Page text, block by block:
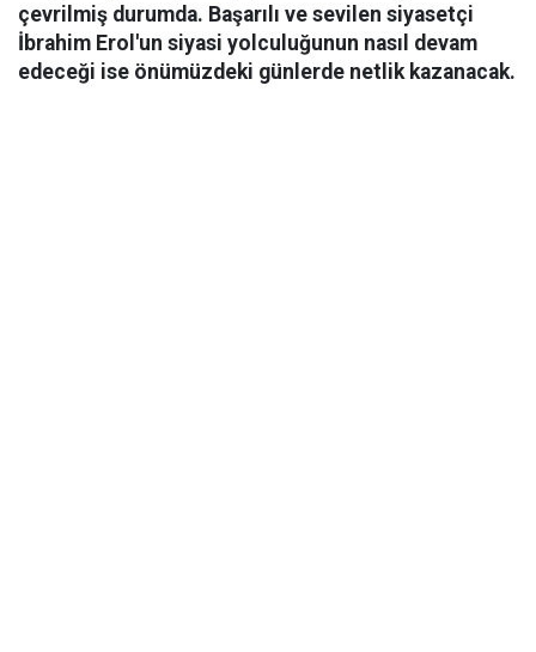
çevrilmiş durumda. Başarılı ve sevilen siyasetçi
İbrahim Erol'un siyasi yolculuğunun nasıl devam
edeceği ise önümüzdeki günlerde netlik kazanacak.